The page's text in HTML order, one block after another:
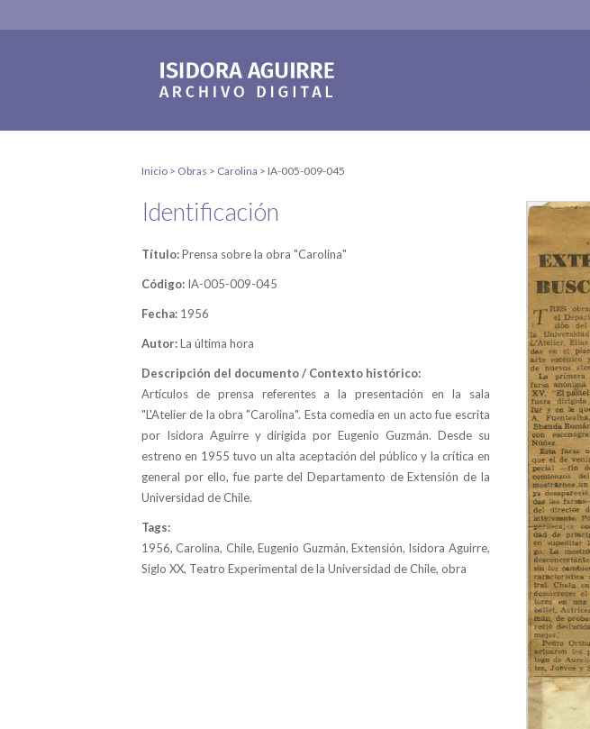
Inicio > Obras > Carolina > IA-005-009-045
Identificación
Título:Prensa sobre la obra "Carolina"
Código: IA-005-009-045
Fecha: 1956
Autor:La última hora
Descripción del documento / Contexto histórico:
Artículos de prensa referentes a la presentación en la sala
"L'Atelier de la obra "Carolina". Esta comedia en un acto fue escrita
por Isidora Aguirre y dirigida por Eugenio Guzmán. Desde su
estreno en 1955 tuvo un alta aceptación del público y la crítica en
general por ello, fue parte del Departamento de Extensión de la
Universidad de Chile.
Tags:
1956, Carolina, Chile, Eugenio Guzmán, Extensión, Isidora Aguirre,
Siglo XX, Teatro Experimental de la Universidad de Chile, obra